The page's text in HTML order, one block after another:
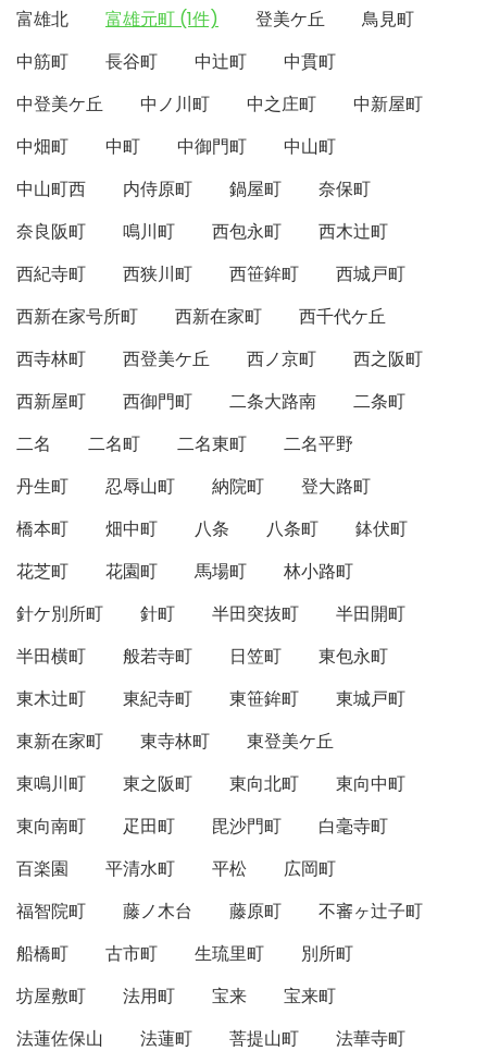
富雄北
富雄元町 (1件) 登美ケ丘
鳥見町
中筋町
長谷町 中辻町
中貫町
中登美ケ丘
中ノ川町 中之庄町
中新屋町
中畑町
中町 中御門町
中山町
中山町西
内侍原町 鍋屋町
奈保町
奈良阪町
鳴川町 西包永町
西木辻町
西紀寺町
西狭川町 西笹鉾町
西城戸町
西新在家号所町
西新在家町
西千代ケ丘
西寺林町
西登美ケ丘 西ノ京町
西之阪町
西新屋町
西御門町 二条大路南
二条町
二名
二名町 二名東町
二名平野
丹生町
忍辱山町 納院町
登大路町
橋本町
畑中町 八条 八条町
鉢伏町
花芝町
花園町 馬場町
林小路町
針ケ別所町
針町 半田突抜町
半田開町
半田横町
般若寺町 日笠町
東包永町
東木辻町
東紀寺町 東笹鉾町
東城戸町
東新在家町
東寺林町
東登美ケ丘
東鳴川町
東之阪町 東向北町
東向中町
東向南町
疋田町 毘沙門町
白毫寺町
百楽園
平清水町 平松
広岡町
福智院町
藤ノ木台 藤原町
不審ヶ辻子町
船橋町
古市町 生琉里町
別所町
坊屋敷町
法用町 宝来
宝来町
法蓮佐保山
法蓮町 菩提山町
法華寺町